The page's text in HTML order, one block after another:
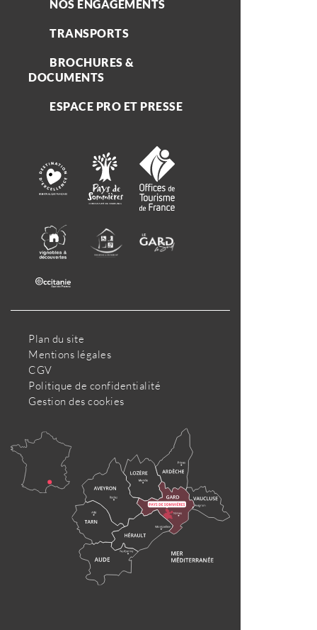
NOS ENGAGEMENTS
TRANSPORTS
BROCHURES &
DOCUMENTS
ESPACE PRO ET PRESSE
Plan du site
Mentions légales
CGV
Politique de confidentialité
Gestion des cookies